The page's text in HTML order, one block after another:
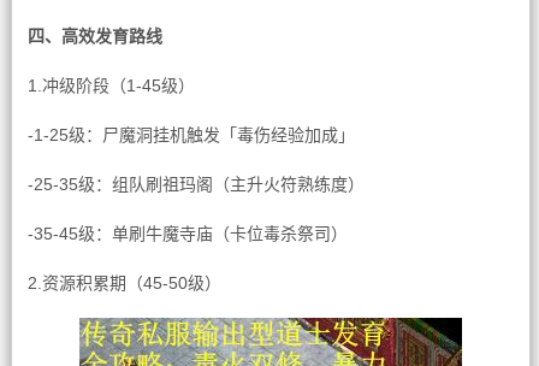
四、高效发育路线
1.冲级阶段（1-45级）
-1-25级：尸魔洞挂机触发「毒伤经验加成」
-25-35级：组队刷祖玛阁（主升火符熟练度）
-35-45级：单刷牛魔寺庙（卡位毒杀祭司）
2.资源积累期（45-50级）